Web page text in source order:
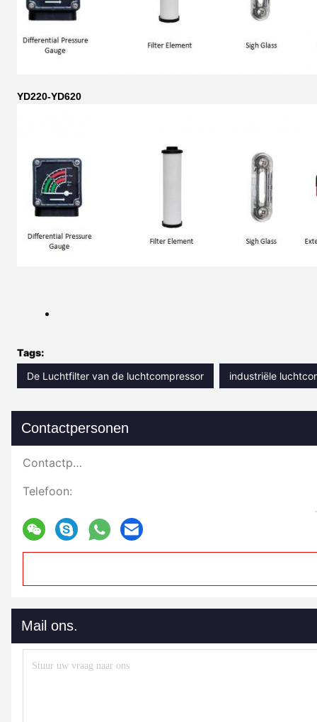
YD220-YD620
Tags:
De Luchtfilter van de luchtcompressor
industriële
Contactpersonen
Contactpersonen:
Telefoon:
Mail ons.